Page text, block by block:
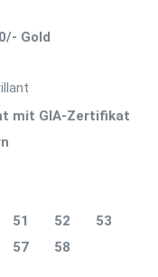
Gold
mit GIA-Zertifikat
51 52
53
57 58